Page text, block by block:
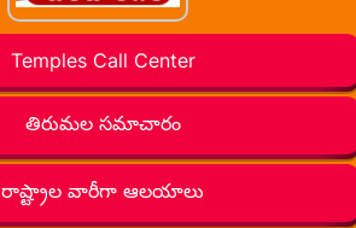
Temples Call Center
తిరుమల సమాచారం
రాష్ట్రాల వారీగా ఆలయాలు